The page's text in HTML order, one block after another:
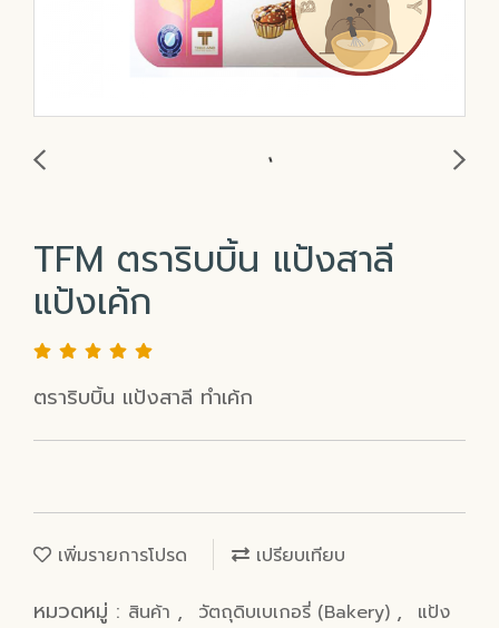
TFM ตราริบบิ้น แป้งสาลี
แป้งเค้ก
ตราริบบิ้น แป้งสาลี ทำเค้ก
เพิ่มรายการโปรด เปรียบเทียบ
หมวดหมู่ : สินค้า , วัตถุดิบเบเกอรี่ (Bakery) ,
แป้ง